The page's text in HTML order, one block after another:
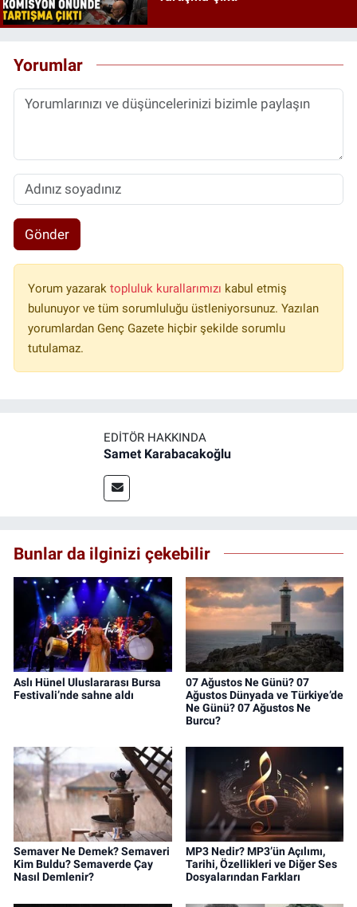
Yorumlar
Gönder
Yorum yazarak topluluk kurallarımızı kabul etmiş
bulunuyor ve tüm sorumluluğu üstleniyorsunuz. Yazılan
yorumlardan Genç Gazete hiçbir şekilde sorumlu
tutulamaz.
EDITÖR HAKKINDA
Samet Karabacakoğlu
Bunlar da ilginizi çekebilir
Aslı Hünel Uluslararası Bursa
Festivali’nde sahne aldı
07 Ağustos Ne Günü? 07
Ağustos Dünyada ve Türkiye’de
Ne Günü? 07 Ağustos Ne
Burcu?
Semaver Ne Demek? Semaveri
Kim Buldu? Semaverde Çay
Nasıl Demlenir?
MP3 Nedir? MP3’ün Açılımı,
Tarihi, Özellikleri ve Diğer Ses
Dosyalarından Farkları